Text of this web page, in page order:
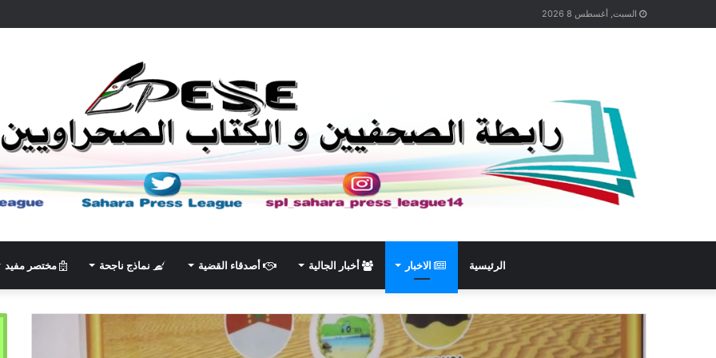
السبت, أغسطس 8 2026
الرئيسية الاخبار أخبار الجالية أصدقاء القضية نماذج ناجحة مختصر مفيد